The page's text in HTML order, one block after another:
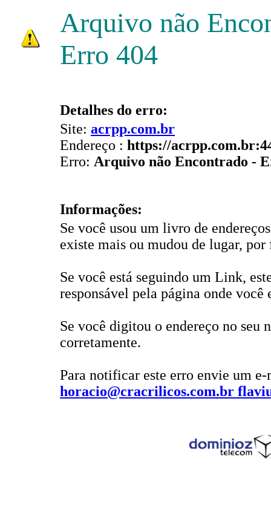
Arquivo não
Erro 404
Detalhes do erro:
Site: acrpp.com.br
Endereço : https://
Erro: Arquivo não Encontrado -
Informações:
Se você usou um livro de
existe mais ou mudou de lugar,
Se você está seguindo um Link,
responsável pela página onde
Se você digitou o endereço no
corretamente.
Para notificar este erro envie um
horacio@cracrilicos.com.br